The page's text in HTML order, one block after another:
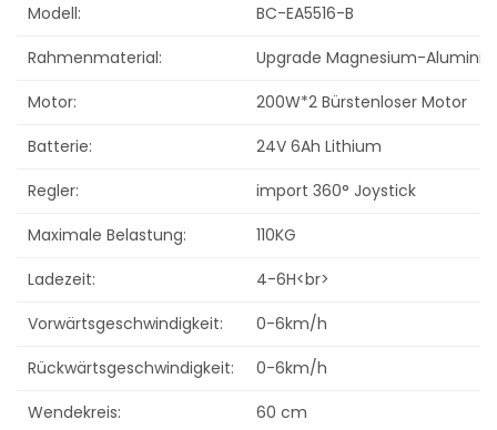
Modell:
BC-EA5516-B
Rahmenmaterial:
Upgrade Magnesium-
Motor:
200W*2 Bürstenloser Motor
Batterie:
24V 6Ah Lithium
Regler:
import 360° Joystick
Maximale Belastung:
110KG
Ladezeit:
4-6H<br>
Vorwärtsgeschwindigkeit:
0-6km/h
Rückwärtsgeschwindigkeit:
0-6km/h
Wendekreis:
60 cm